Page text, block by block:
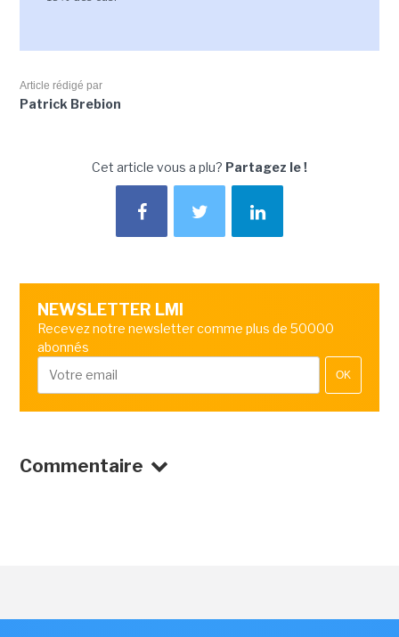
Article rédigé par
Patrick Brebion
Cet article vous a plu? Partagez le !
NEWSLETTER LMI
Recevez notre newsletter comme plus de 50000
abonnés
OK
Commentaire